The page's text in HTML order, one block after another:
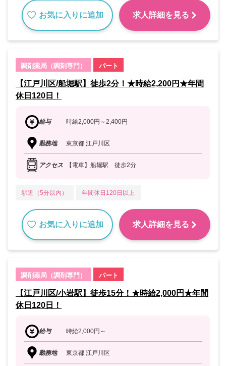
お気に入りに追加 求人詳細を見る
調剤薬局（調剤専門） パート
【江戸川区/船堀駅】徒歩2分！★時給2,200円★年間
休日120日！
給与 時給2,000円～2,400円
勤務地 東京都 江戸川区
アクセス 【電車】船堀駅 徒歩2分
駅近（5分以内） 年間休日120日以上
お気に入りに追加 求人詳細を見る
調剤薬局（調剤専門） パート
【江戸川区/小岩駅】徒歩15分！★時給2,000円★年間
休日120日！
給与 時給2,000円～
勤務地 東京都 江戸川区